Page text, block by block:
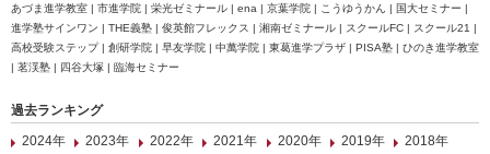
あづま進学教室 | 市進学院 | 栄光ゼミナール | ena | 京葉学院 | こうゆうかん | 国大セミナー |
進学塾サインワン | THE義塾 | 俊英館フレックス | 湘南ゼミナール | スクールFC | スクール21 |
高校受験ステップ | 創研学院 | 早友学院 | 中萬学院 | 東葛進学プラザ | PISA塾 | ひのき進学教室
| 茗渓塾 | 四谷大塚 | 臨海セミナー
過去ランキング
2024年
2023年 2022年 2021年 2020年 2019年
2018年